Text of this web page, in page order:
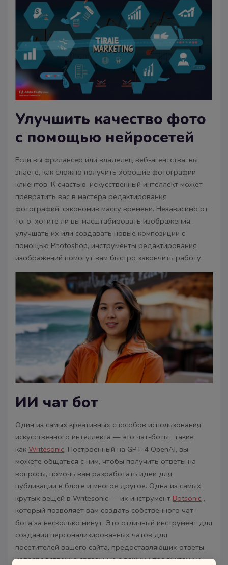
Улучшить качество фото
с помощью нейросетей
Если вы фрилансер или владелец веб-агентства, вы
знаете, как сложно получить хорошие фотографии
клиентов. К счастью, искусственный интеллект может
превратить вас в мастера редактирования
фотографий, сэкономив массу времени. Независимо от
того, хотите ли вы масштабировать изображения ,
улучшать их или создавать новые композиции с
помощью Photoshop, инструменты редактирования
изображений помогут вам быстро закончить работу.
ИИ чат бот
Один из самых креативных способов использования
искусственного интеллекта — это чат-боты , такие
как Writesonic. Построенный на GPT-4 OpenAI, вы
можете общаться с ним, чтобы получить ответы на
вопросы, помочь вам разработать идеи для
публикации в блоге и многое другое. Одна из самых
крутых вещей в Writesonic — их инструмент Botsonic ,
который позволяет вам создать собственного чат-
бота за несколько минут. Это отличный инструмент для
создания персонализированных чатов для
посетителей вашего сайта, предоставляющих ответы,
непосредственно связанные с вашими продуктами и